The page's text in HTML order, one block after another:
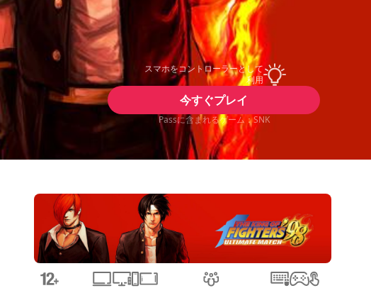
スマホをコントローラーとして
利用
今すぐプレイ
Passに含まれるゲーム：SNK